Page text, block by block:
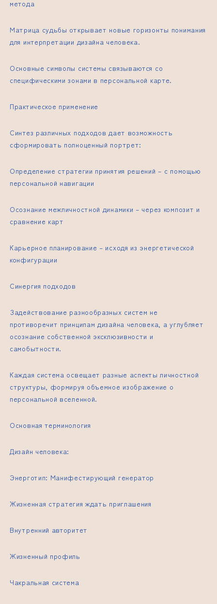
метода
Матрица судьбы открывает новые горизонты понимания
для интерпретации дизайна человека.
Основные символы системы связываются со
специфическими зонами в персональной карте.
Практическое применение
Синтез различных подходов дает возможность
сформировать полноценный портрет:
Определение стратегии принятия решений – с помощью
персональной навигации
Осознание межличностной динамики – через композит и
сравнение карт
Карьерное планирование – исходя из энергетической
конфигурации
Синергия подходов
Задействование разнообразных систем не
противоречит принципам дизайна человека, а углубляет
осознание собственной эксклюзивности и
самобытности.
Каждая система освещает разные аспекты личностной
структуры, формируя объемное изображение о
персональной вселенной.
Основная терминология
Дизайн человека:
Энерготип: Манифестирующий генератор
Жизненная стратегия ждать приглашения
Внутренний авторитет
Жизненный профиль
Чакральная система